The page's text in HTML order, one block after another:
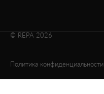
© REPA 2026
Политика конфиденциальности